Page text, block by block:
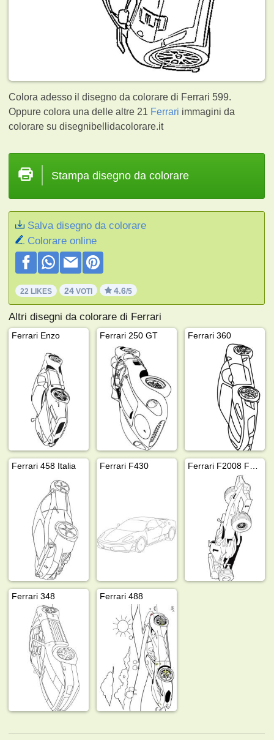
Colora adesso il disegno da colorare di Ferrari 599.
Oppure colora una delle altre 21 Ferrari immagini da
colorare su disegnibellidacolorare.it
Stampa disegno da colorare
Salva disegno da colorare
Colorare online
22 LIKES 24 VOTI 4.6/5
Altri disegni da colorare di Ferrari
Ferrari Enzo Ferrari 250 GT Ferrari 360
Ferrari 458 Italia Ferrari F430
Ferrari 348 Ferrari 488